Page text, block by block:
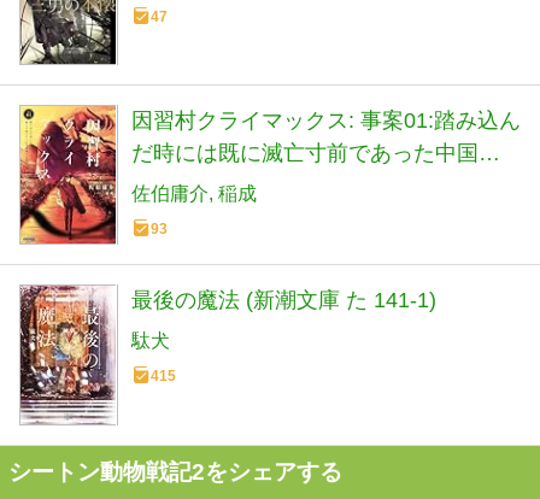
47
因習村クライマックス: 事案01:踏み込ん
だ時には既に滅亡寸前であった中国地
方某村 (ガガガ文庫 ガさ 14-4)
佐伯庸介 稲成
93
最後の魔法 (新潮文庫 た 141-1)
駄犬
415
シートン動物戦記2をシェアする